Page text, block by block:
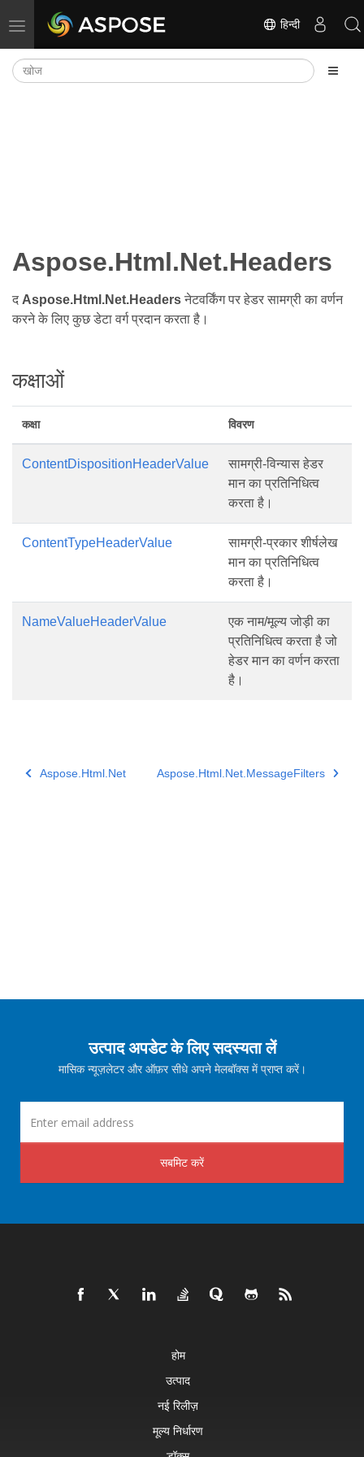
नेविगेशन टॉगल करें हिन्दी
Aspose.Html.Net.Headers
द Aspose.Html.Net.Headers नेटवर्किंग पर हेडर सामग्री का वर्णन
करने के लिए कुछ डेटा वर्ग प्रदान करता है।
कक्षाओं
कक्षा विवरण
ContentDispositionHeaderValue
सामग्री-विन्यास हेडर
मान का प्रतिनिधित्व
करता है।
ContentTypeHeaderValue
सामग्री-प्रकार शीर्षलेख
मान का प्रतिनिधित्व
करता है।
NameValueHeaderValue
एक नाम/मूल्य जोड़ी का
प्रतिनिधित्व करता है जो
हेडर मान का वर्णन करता
है।
Aspose.Html.Net Aspose.Html.Net.MessageFilters
उत्पाद अपडेट के लिए सदस्यता लें
मासिक न्यूज़लेटर और ऑफ़र सीधे अपने मेलबॉक्स में प्राप्त करें।
सबमिट करें
होम
उत्पाद
नई रिलीज़
मूल्य निर्धारण